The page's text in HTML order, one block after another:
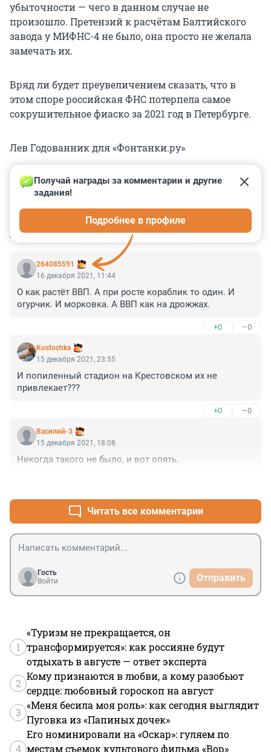
убыточности — чего в данном случае не
произошло. Претензий к расчётам Балтийского
завода у МИФНС-4 не было, она просто не желала
замечать их.
Вряд ли будет преувеличением сказать, что в
этом споре российская ФНС потерпела самое
сокрушительное фиаско за 2021 год в Петербурге.
Лев Годованник для «Фонтанки.ру»
КОММЕНТАРИИ 15
264085591
Получай награды за комментарии и другие
задания!
Подробнее в профиле
16 декабря 2021, 11:44
О как растёт ВВП. А при росте кораблик то один. И
огурчик. И морковка. А ВВП как на дрожжах.
+0 –0
Kostochka
15 декабря 2021, 23:55
И попиленный стадион на Крестовском их не
привлекает???
+0 –0
Василий-3
15 декабря 2021, 18:08
Никогда такого не было, и вот опять.
Читать все комментарии
Гость
Войти
Отправить
1
«Туризм не прекращается, он
трансформируется»: как россияне будут
отдыхать в августе — ответ эксперта
2
Кому признаются в любви, а кому разобьют
сердце: любовный гороскоп на август
3
«Меня бесила моя роль»: как сегодня выглядит
Пуговка из «Папиных дочек»
4
Его номинировали на «Оскар»: гуляем по
местам съемок культового фильма «Вор»